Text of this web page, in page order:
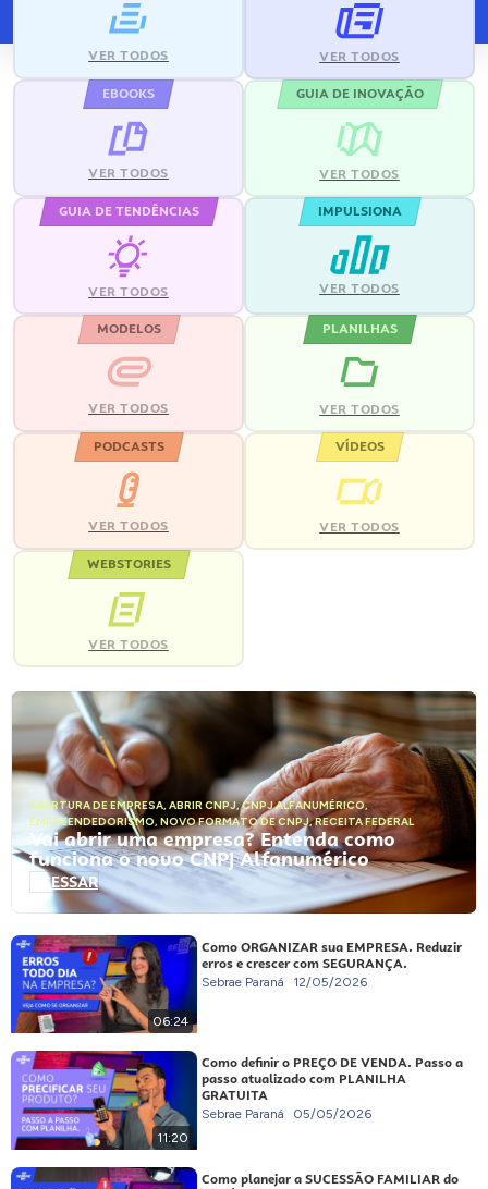
VER TODOS VER TODOS
EBOOKS
VER TODOS
GUIA DE INOVAÇÃO
VER TODOS
GUIA DE TENDÊNCIAS
VER TODOS
IMPULSIONA
VER TODOS
MODELOS
VER TODOS
PLANILHAS
VER TODOS
PODCASTS
VER TODOS
VÍDEOS
VER TODOS
WEBSTORIES
VER TODOS
ABERTURA DE EMPRESA, ABRIR CNPJ,CNPJ ALFANUMÉRICO,
EMPREENDEDORISMO, NOVO FORMATO DE CNPJ,RECEITA FEDERAL
Vai abrir uma empresa? Entenda como
funciona o novo CNPJ Alfanumérico
ACESSAR
06:24
Como ORGANIZAR sua EMPRESA. Reduzir
erros e crescer com SEGURANÇA.
Sebrae Paraná 12/05/2026
11:20
Como definir o PREÇO DE VENDA. Passo a
passo atualizado com PLANILHA
GRATUITA
Sebrae Paraná 05/05/2026
Como planejar a SUCESSÃO FAMILIAR do